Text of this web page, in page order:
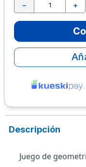
＋
－
Descripción
Juego de